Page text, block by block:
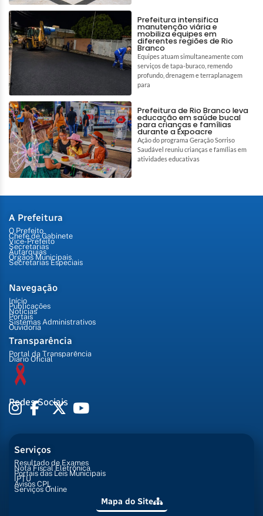
Prefeitura intensifica
manutenção viária e
mobiliza equipes em
diferentes regiões de Rio
Branco
Equipes atuam simultaneamente com
serviços de tapa-buraco, remendo
profundo, drenagem e terraplanagem
para
Prefeitura de Rio Branco leva
educação em saúde bucal
para crianças e famílias
durante a Expoacre
Ação do programa Geração Sorriso
Saudável reuniu crianças e famílias em
atividades educativas
A Prefeitura
O Prefeito
Chefe de Gabinete
Vice-Prefeito
Secretarias
Autarquias
Órgãos Municipais
Secretarias Especiais
Navegação
Início
Publicações
Notícias
Portais
Sistemas Administrativos
Ouvidoria
Transparência
Portal da Transparência
Diário Oficial
Redes Sociais
Serviços
Resultado de Exames
Nota Fiscal Eletrônica
Portais das Leis Municipais
IPTU
Avisos CPL
Serviços Online
Mapa do Site